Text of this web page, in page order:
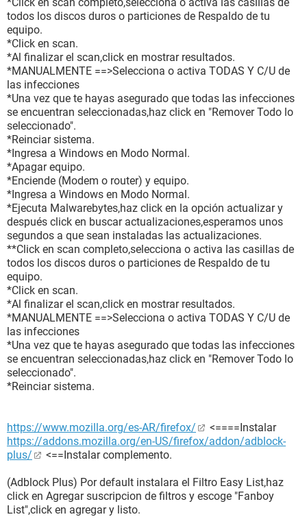
todos los discos duros o particiones de Respaldo de tu
equipo.
*Click en scan.
*Al finalizar el scan,click en mostrar resultados.
*MANUALMENTE ==>Selecciona o activa TODAS Y C/U de
las infecciones
*Una vez que te hayas asegurado que todas las infecciones
se encuentran seleccionadas,haz click en "Remover Todo lo
seleccionado".
*Reinciar sistema.
*Ingresa a Windows en Modo Normal.
*Apagar equipo.
*Enciende (Modem o router) y equipo.
*Ingresa a Windows en Modo Normal.
*Ejecuta Malwarebytes,haz click en la opción actualizar y
después click en buscar actualizaciones,esperamos unos
segundos a que sean instaladas las actualizaciones.
**Click en scan completo,selecciona o activa las casillas de
todos los discos duros o particiones de Respaldo de tu
equipo.
*Click en scan.
*Al finalizar el scan,click en mostrar resultados.
*MANUALMENTE ==>Selecciona o activa TODAS Y C/U de
las infecciones
*Una vez que te hayas asegurado que todas las infecciones
se encuentran seleccionadas,haz click en "Remover Todo lo
seleccionado".
*Reinciar sistema.
https://www.mozilla.org/es-AR/firefox/
<====Instalar
https://addons.mozilla.org/en-US/firefox/addon/adblock-
plus/
<==Instalar complemento.
(Adblock Plus) Por default instalara el Filtro Easy List,haz
click en Agregar suscripcion de filtros y escoge "Fanboy
List",click en agregar y listo.